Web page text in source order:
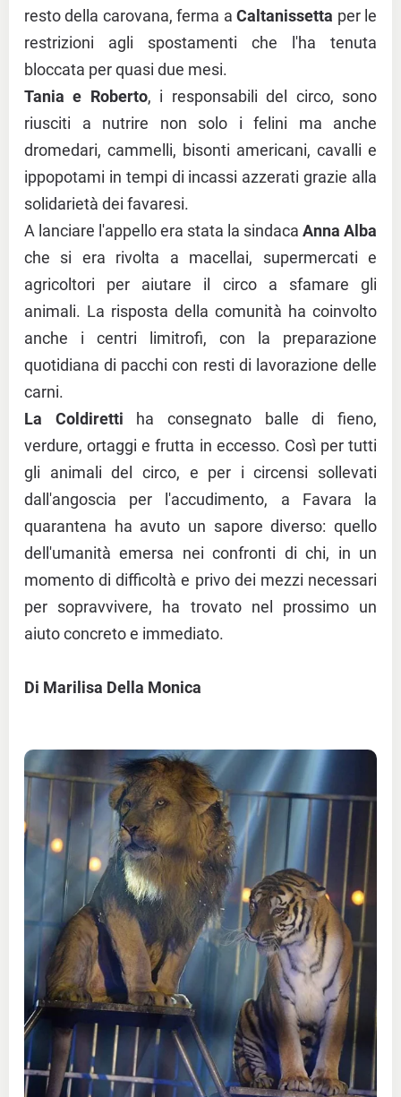
resto della carovana, ferma a Caltanissetta per le
restrizioni agli spostamenti che l'ha tenuta
bloccata per quasi due mesi.
Tania e Roberto, i responsabili del circo, sono
riusciti a nutrire non solo i felini ma anche
dromedari, cammelli, bisonti americani, cavalli e
ippopotami in tempi di incassi azzerati grazie alla
solidarietà dei favaresi.
A lanciare l'appello era stata la sindaca Anna Alba
che si era rivolta a macellai, supermercati e
agricoltori per aiutare il circo a sfamare gli
animali. La risposta della comunità ha coinvolto
anche i centri limitrofi, con la preparazione
quotidiana di pacchi con resti di lavorazione delle
carni.
La Coldiretti ha consegnato balle di fieno,
verdure, ortaggi e frutta in eccesso. Così per tutti
gli animali del circo, e per i circensi sollevati
dall'angoscia per l'accudimento, a Favara la
quarantena ha avuto un sapore diverso: quello
dell'umanità emersa nei confronti di chi, in un
momento di difficoltà e privo dei mezzi necessari
per sopravvivere, ha trovato nel prossimo un
aiuto concreto e immediato.
Di Marilisa Della Monica